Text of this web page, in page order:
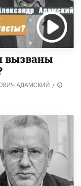
вызваны
АДАМСКИЙ /